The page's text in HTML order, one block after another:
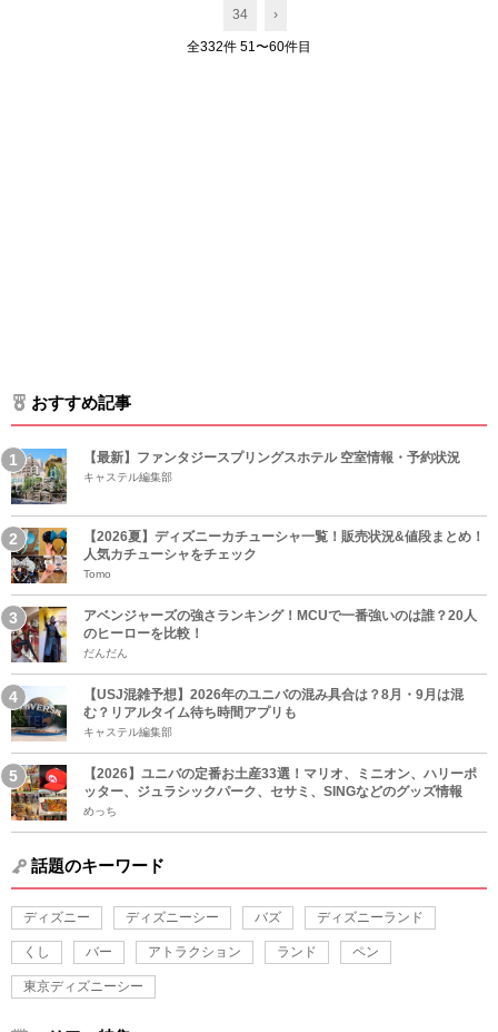
34 ›
全332件 51〜60件目
おすすめ記事
【最新】ファンタジースプリングスホテル 空室情報・予約状況
キャステル編集部
【2026夏】ディズニーカチューシャ一覧！販売状況&値段まとめ！
人気カチューシャをチェック
Tomo
アベンジャーズの強さランキング！MCUで一番強いのは誰？20人
のヒーローを比較！
だんだん
【USJ混雑予想】2026年のユニバの混み具合は？8月・9月は混
む？リアルタイム待ち時間アプリも
キャステル編集部
【2026】ユニバの定番お土産33選！マリオ、ミニオン、ハリーポ
ッター、ジュラシックパーク、セサミ、SINGなどのグッズ情報
めっち
話題のキーワード
ディズニー ディズニーシー バズ ディズニーランド
くし バー アトラクション ランド ペン
東京ディズニーシー